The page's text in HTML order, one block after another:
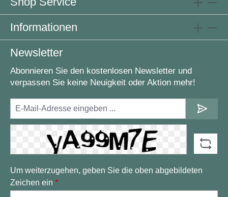
Informationen
Newsletter
Abonnieren Sie den kostenlosen Newsletter und
verpassen Sie keine Neuigkeit oder Aktion mehr!
Um weiterzugehen, geben Sie die oben abgebildeten
Zeichen ein *